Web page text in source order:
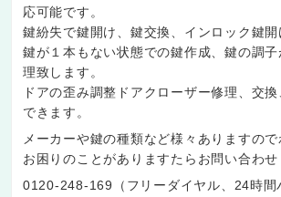
応可能です。
鍵紛失で鍵開け、鍵交換、インロック鍵開
鍵が１本もない状態での鍵作成、鍵の調
理致します。
ドアの歪み調整ドアクローザー修理、交
できます。
メーカーや鍵の種類など様々ありますの
お困りのことがありますたらお問い合わせ
0120-248-169（フリーダイヤル、24時間